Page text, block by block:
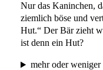
Nur das Kaninchen,
ziemlich böse und
Hut.“ Der Bär zieht
ist denn ein Hut?
mehr oder weniger